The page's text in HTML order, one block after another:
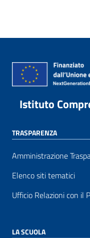
Istituto
TRASPARENZA
Amministrazione
Elenco siti tematici
Ufficio Relazioni con il
LA SCUOLA